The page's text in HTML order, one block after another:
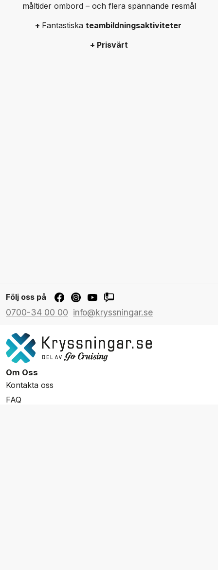
måltider ombord – och flera spännande resmål
+ Fantastiska teambildningsaktiviteter
+ Prisvärt
Följ oss på
0700-34 00 00 info@kryssningar.se
Om Oss
Kontakta oss
FAQ